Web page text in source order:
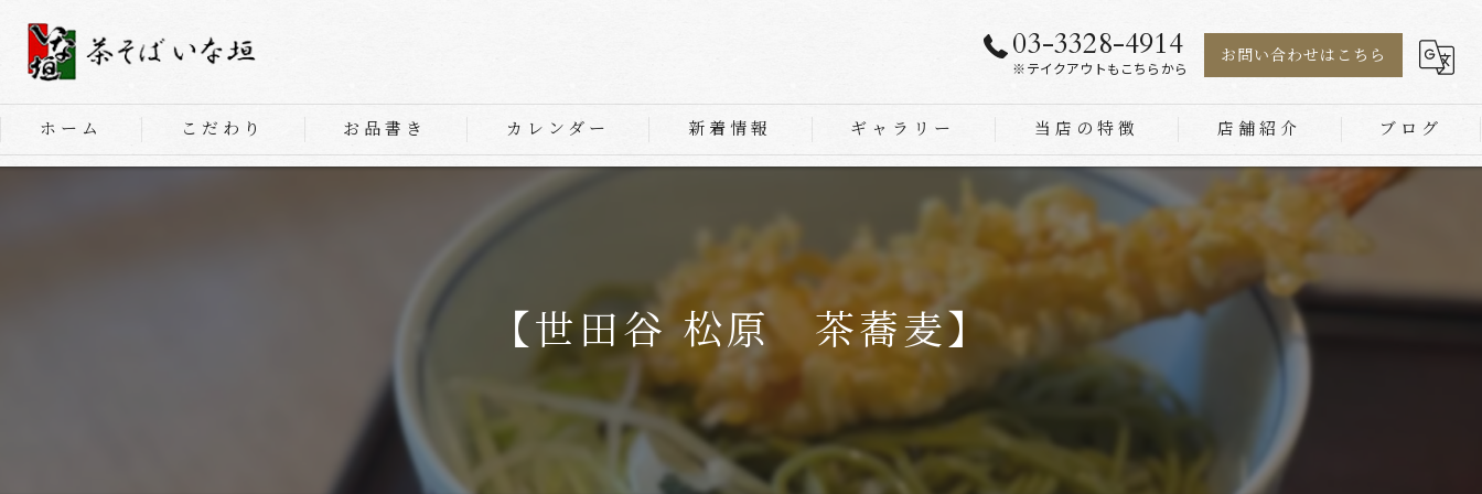
03-3328-4914
※テイクアウトもこちらから
お問い合わせはこちら
ホーム こだわり お品書き カレンダー 新着情報 ギャラリー 当店の特徴
茶そば
天ざる
天ぷら
店舗紹介 ブログ
【世田谷 松原 茶蕎麦】